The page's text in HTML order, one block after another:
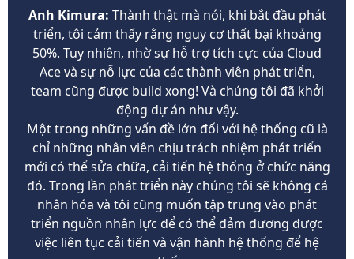
Anh Kimura: Thành thật mà nói, khi bắt đầu phát
triển, tôi cảm thấy rằng nguy cơ thất bại khoảng
50%. Tuy nhiên, nhờ sự hỗ trợ tích cực của Cloud
Ace và sự nỗ lực của các thành viên phát triển,
team cũng được build xong! Và chúng tôi đã khởi
động dự án như vậy.
Một trong những vấn đề lớn đối với hệ thống cũ là
chỉ những nhân viên chịu trách nhiệm phát triển
mới có thể sửa chữa, cải tiến hệ thống ở chức năng
đó. Trong lần phát triển này chúng tôi sẽ không cá
nhân hóa và tôi cũng muốn tập trung vào phát
triển nguồn nhân lực để có thể đảm đương được
việc liên tục cải tiến và vận hành hệ thống để hệ